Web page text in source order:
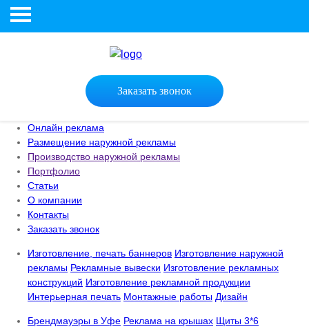
Заказать звонок
Онлайн реклама
Размещение наружной рекламы
Производство наружной рекламы
Портфолио
Статьи
О компании
Контакты
Заказать звонок
Изготовление, печать баннеров Изготовление наружной
рекламы Рекламные вывески Изготовление рекламных
конструкций Изготовление рекламной продукции
Интерьерная печать Монтажные работы Дизайн
Брендмауэры в Уфе Реклама на крышах Щиты 3*6